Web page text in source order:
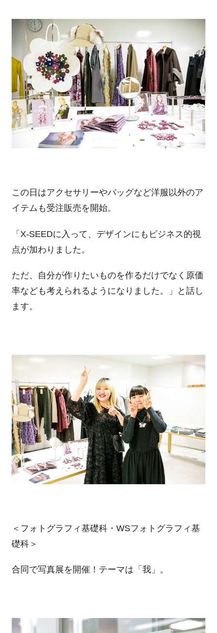
この日はアクセサリーやバッグなど洋服以外のア
イテムも受注販売を開始。
「X-SEEDに入って、デザインにもビジネス的視
点が加わりました。
ただ、自分が作りたいものを作るだけでなく原価
率なども考えられるようになりました。」と話し
ます。
＜フォトグラフィ基礎科・WSフォトグラフィ基
礎科＞
合同で写真展を開催！テーマは「我」。